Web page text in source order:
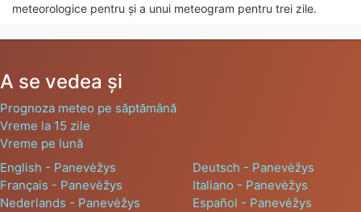
meteorologice pentru și a unui meteogram pentru trei zile.
A se vedea și
Prognoza meteo pe săptămână
Vreme la 15 zile
Vreme pe lună
English - Panevėžys
Deutsch - Panevėžys
Français - Panevėžys
Italiano - Panevėžys
Nederlands - Panevėžys
Español - Panevėžys